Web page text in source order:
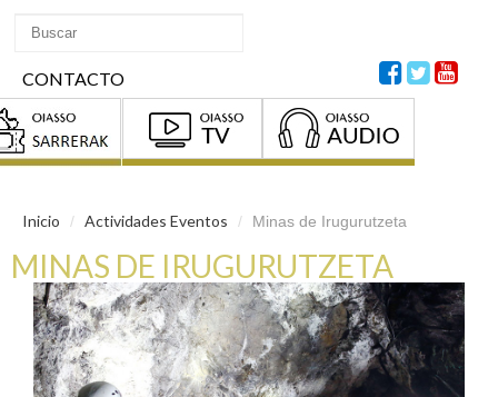
CONTACTO
Inicio / Actividades Eventos / Minas de Irugurutzeta
MINAS DE IRUGURUTZETA